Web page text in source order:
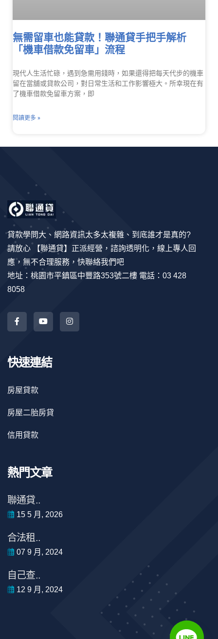
無需留車也能貸款！聯通貸手把手解析
「機車借款免留車」流程
現代人生活忙碌，遇到急需用錢時，如果還得把每天代步的機車
留在當舖或貸款公司，對日常生活和工作影響極大。所幸現在有
了機車借款免留車方案，即
閱讀更多 »
貸款學問大、網路資訊太多太複雜、到底誰才是真的?
請放心 【聯通貸】正派經營，諮詢透明化，線上專人回
應，無不合理服務，快聯絡我們吧
地址：桃園市平鎮區中豐路353號二樓 電話：03 428
8058
快速連結
房屋貸款
房屋二胎房貸
信用貸款
熱門文章
聯通貸..
15 5 月, 2026
合法租..
07 9 月, 2024
自己查..
12 9 月, 2024